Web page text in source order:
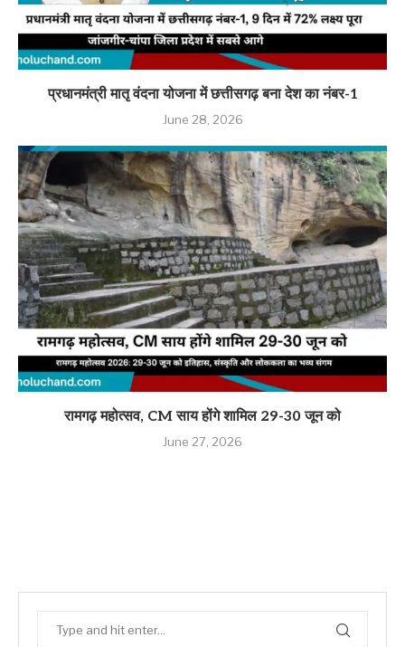
प्रधानमंत्री मातृ वंदना योजना में छत्तीसगढ़ बना देश का नंबर-1
June 28, 2026
रामगढ़ महोत्सव, CM साय होंगे शामिल 29-30 जून को
June 27, 2026